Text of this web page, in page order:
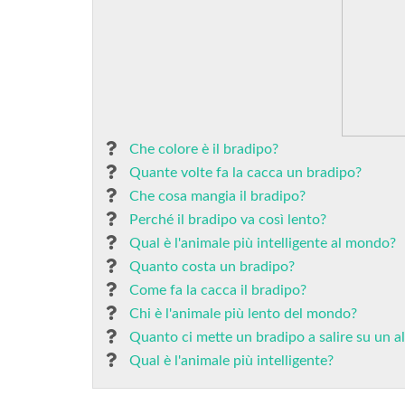
Che colore è il bradipo?
Quante volte fa la cacca un bradipo?
Che cosa mangia il bradipo?
Perché il bradipo va così lento?
Qual è l'animale più intelligente al mondo?
Quanto costa un bradipo?
Come fa la cacca il bradipo?
Chi è l'animale più lento del mondo?
Quanto ci mette un bradipo a salire su un
Qual è l'animale più intelligente?